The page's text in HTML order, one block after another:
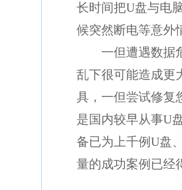
长时间把U盘与电
候突然断电等意外
一但遭遇数据危
乱下很可能造成更
具，一但尝试修复
是国内较早从事U
备已为上千例U盘
量的成功案例已经